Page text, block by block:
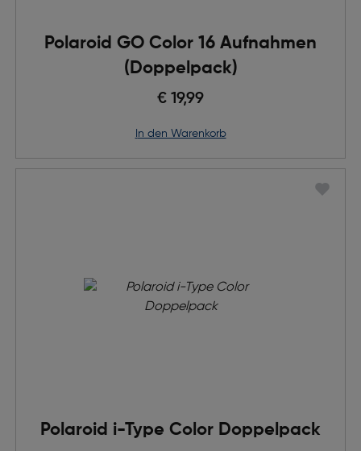
Polaroid GO Color 16 Aufnahmen
(Doppelpack)
€ 19,99
in den Warenkorb
Polaroid i-Type Color Doppelpack